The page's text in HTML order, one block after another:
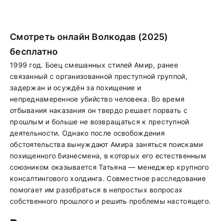
Смотреть онлайн Волкодав (2025)
бесплатно
1999 год. Боец смешанных стилей Амир, ранее
связанный с организованной преступной группой,
задержан и осуждён за похищение и
непреднамеренное убийство человека. Во время
отбывания наказания он твердо решает порвать с
прошлым и больше не возвращаться к преступной
деятельности. Однако после освобождения
обстоятельства вынуждают Амира заняться поисками
похищенного бизнесмена, в которых его естественным
союзником оказывается Татьяна — менеджер крупного
консалтингового холдинга. Совместное расследование
помогает им разобраться в непростых вопросах
собственного прошлого и решить проблемы настоящего.